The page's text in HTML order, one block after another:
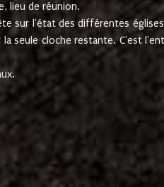
lieu de réunion.
sur l'état des différentes
seule cloche restante. C'est